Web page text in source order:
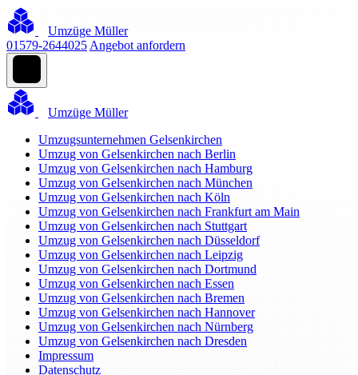
Umzüge Müller
01579-2644025 Angebot anfordern
Umzüge Müller
Umzugsunternehmen Gelsenkirchen
Umzug von Gelsenkirchen nach Berlin
Umzug von Gelsenkirchen nach Hamburg
Umzug von Gelsenkirchen nach München
Umzug von Gelsenkirchen nach Köln
Umzug von Gelsenkirchen nach Frankfurt am Main
Umzug von Gelsenkirchen nach Stuttgart
Umzug von Gelsenkirchen nach Düsseldorf
Umzug von Gelsenkirchen nach Leipzig
Umzug von Gelsenkirchen nach Dortmund
Umzug von Gelsenkirchen nach Essen
Umzug von Gelsenkirchen nach Bremen
Umzug von Gelsenkirchen nach Hannover
Umzug von Gelsenkirchen nach Nürnberg
Umzug von Gelsenkirchen nach Dresden
Impressum
Datenschutz